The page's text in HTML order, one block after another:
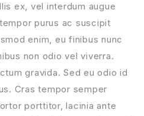
ex, vel interdum augue
purus ac suscipit
enim, eu finibus nunc
non odio vel viverra.
gravida. Sed eu odio id
Cras tempor semper
porttitor, lacinia ante